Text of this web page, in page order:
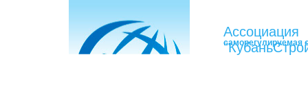
Ассоциация
саморегулируемая